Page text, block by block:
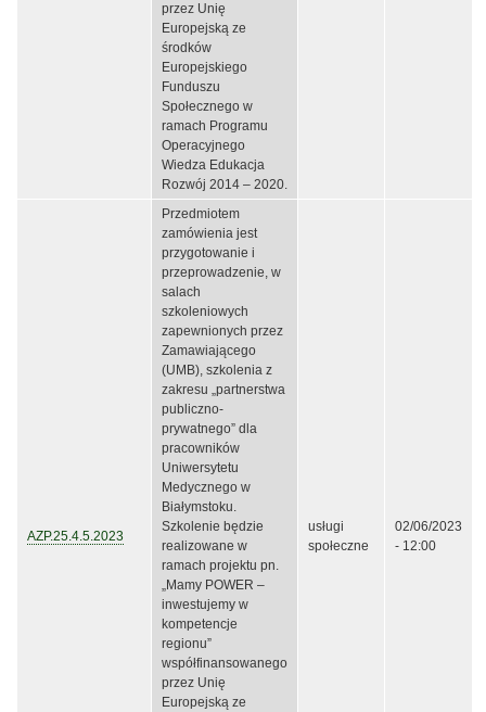
przez Unię
Europejską ze
środków
Europejskiego
Funduszu
Społecznego w
ramach Programu
Operacyjnego
Wiedza Edukacja
Rozwój 2014 – 2020.
AZP.25.4.5.2023
Przedmiotem
zamówienia jest
przygotowanie i
przeprowadzenie, w
salach
szkoleniowych
zapewnionych przez
Zamawiającego
(UMB), szkolenia z
zakresu „partnerstwa
publiczno-
prywatnego” dla
pracowników
Uniwersytetu
Medycznego w
Białymstoku.
Szkolenie będzie
realizowane w
ramach projektu pn.
„Mamy POWER –
inwestujemy w
kompetencje
regionu”
współfinansowanego
przez Unię
Europejską ze
usługi
społeczne
02/06/2023
- 12:00